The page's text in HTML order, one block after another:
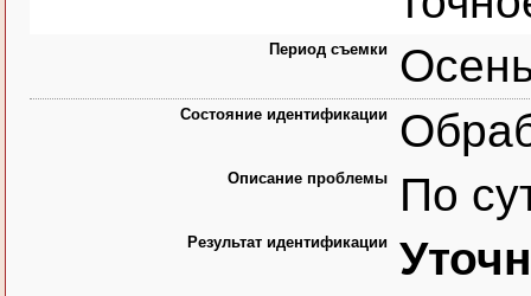
Период съемки
Состояние идентификации
Описание проблемы По
Результат идентификации